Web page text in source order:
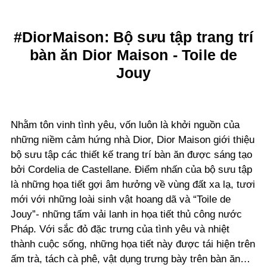
#DiorMaison: Bộ sưu tập trang trí
bàn ăn Dior Maison - Toile de
Jouy
Nhằm tôn vinh tình yêu, vốn luôn là khởi nguồn của
những niềm cảm hứng nhà Dior, Dior Maison giới thiệu
bộ sưu tập các thiết kế trang trí bàn ăn được sáng tạo
bởi Cordelia de Castellane. Điểm nhấn của bộ sưu tập
là những họa tiết gợi âm hưởng về vùng đất xa lạ, tươi
mới với những loài sinh vật hoang dã và “Toile de
Jouy”- những tấm vải lanh in họa tiết thủ công nước
Pháp. Với sắc đỏ đặc trưng của tình yêu và nhiệt
thành cuộc sống, những họa tiết này được tái hiện trên
ấm trà, tách cà phê, vật dụng trưng bày trên bàn ăn…